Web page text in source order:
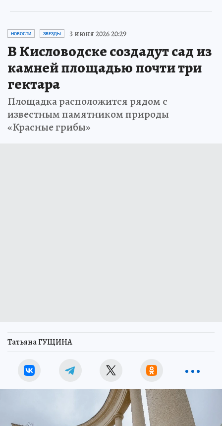
НОВОСТИ ЗВЕЗДЫ 3 июня 2026 20:29
В Кисловодске создадут сад из
камней площадью почти три
гектара
Площадка расположится рядом с
известным памятником природы
«Красные грибы»
Татьяна ГУЩИНА